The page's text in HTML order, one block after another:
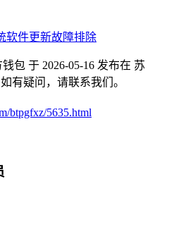
软件更新故障排除
包 于 2026-05-16 发布在 苏
有疑问，请联系我们。
btpgfxz/5635.html